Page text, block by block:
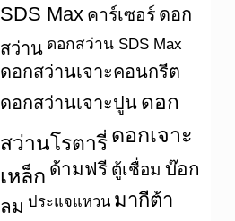
SDS Max คาร์เซอร์ ดอก
สว่าน ดอกสว่าน SDS Max
ดอกสว่านเจาะคอนกรีต
ดอกสว่านเจาะปูน ดอก
สว่านโรตารี่ ดอกเจาะ
เหล็ก ด้ามฟรี ตู้เชื่อม บ๊อก
ลม ประแจแหวน มากีต้า